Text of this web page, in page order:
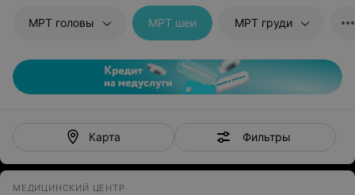
МРТ головы МРТ шеи МРТ груди
Карта Фильтры
МЕДИЦИНСКИЙ ЦЕНТР